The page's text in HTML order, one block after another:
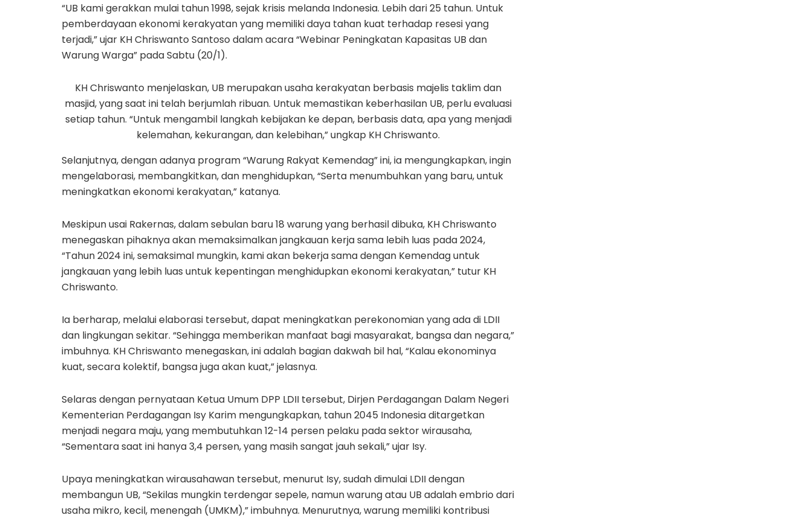
“UB kami gerakkan mulai tahun 1998, sejak krisis melanda Indonesia. Lebih dari 25 tahun. Untuk
pemberdayaan ekonomi kerakyatan yang memiliki daya tahan kuat terhadap resesi yang
terjadi,” ujar KH Chriswanto Santoso dalam acara “Webinar Peningkatan Kapasitas UB dan
Warung Warga” pada Sabtu (20/1).
KH Chriswanto menjelaskan, UB merupakan usaha kerakyatan berbasis majelis taklim dan
masjid, yang saat ini telah berjumlah ribuan. Untuk memastikan keberhasilan UB, perlu evaluasi
setiap tahun. “Untuk mengambil langkah kebijakan ke depan, berbasis data, apa yang menjadi
kelemahan, kekurangan, dan kelebihan,” ungkap KH Chriswanto.
Selanjutnya, dengan adanya program “Warung Rakyat Kemendag” ini, ia mengungkapkan, ingin
mengelaborasi, membangkitkan, dan menghidupkan, “Serta menumbuhkan yang baru, untuk
meningkatkan ekonomi kerakyatan,” katanya.
Meskipun usai Rakernas, dalam sebulan baru 18 warung yang berhasil dibuka, KH Chriswanto
menegaskan pihaknya akan memaksimalkan jangkauan kerja sama lebih luas pada 2024,
“Tahun 2024 ini, semaksimal mungkin, kami akan bekerja sama dengan Kemendag untuk
jangkauan yang lebih luas untuk kepentingan menghidupkan ekonomi kerakyatan,” tutur KH
Chriswanto.
Ia berharap, melalui elaborasi tersebut, dapat meningkatkan perekonomian yang ada di LDII
dan lingkungan sekitar. “Sehingga memberikan manfaat bagi masyarakat, bangsa dan negara,”
imbuhnya. KH Chriswanto menegaskan, ini adalah bagian dakwah bil hal, “Kalau ekonominya
kuat, secara kolektif, bangsa juga akan kuat,” jelasnya.
Selaras dengan pernyataan Ketua Umum DPP LDII tersebut, Dirjen Perdagangan Dalam Negeri
Kementerian Perdagangan Isy Karim mengungkapkan, tahun 2045 Indonesia ditargetkan
menjadi negara maju, yang membutuhkan 12-14 persen pelaku pada sektor wirausaha,
“Sementara saat ini hanya 3,4 persen, yang masih sangat jauh sekali,” ujar Isy.
Upaya meningkatkan wirausahawan tersebut, menurut Isy, sudah dimulai LDII dengan
membangun UB, “Sekilas mungkin terdengar sepele, namun warung atau UB adalah embrio dari
usaha mikro, kecil, menengah (UMKM),” imbuhnya. Menurutnya, warung memiliki kontribusi